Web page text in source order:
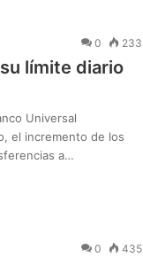
0 233
límite diario
Universal
el incremento de los
a…
0 435